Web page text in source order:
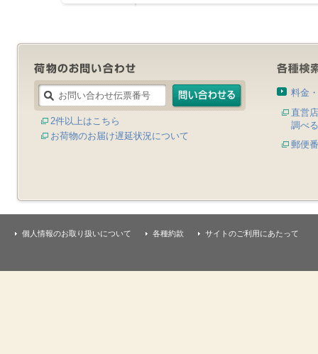
2件以上はこちら
お荷物のお届け遅延状況について
料金
直営
調べる
郵便
個人情報のお取り扱いについて 各種約款 サイトのご利用にあたって